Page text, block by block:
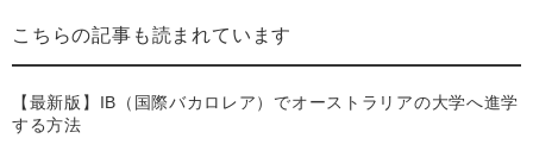
こちらの記事も読まれています
【最新版】IB（国際バカロレア）でオーストラリアの大学へ進学
する方法